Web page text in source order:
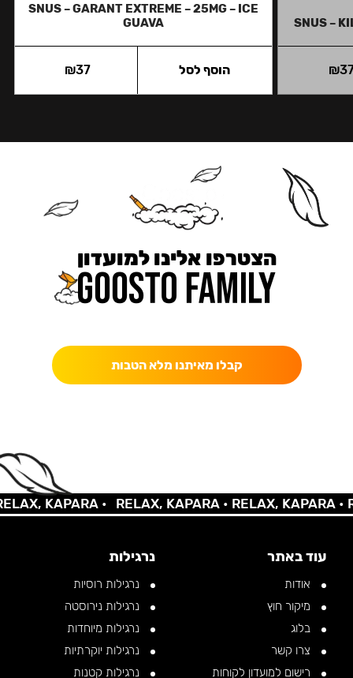
SNUS –
₪
SNUS – GARANT EXTREME – 25MG – ICE
GUAVA
₪37 הוסף לסל
הצטרפו אלינו למועדון
קבלו מאיתנו מלא הטבות
KAPARA • RELAX, KAPARA •RELAX, KAPARA •
עוד באתר
אודות
מיקור חוץ
בלוג
צרו קשר
רישום למועדון לקוחות
נרגילות
נרגילות רוסיות
נרגילות נירוסטה
נרגילות מיוחדות
נרגילות יוקרתיות
נרגילות קטנות